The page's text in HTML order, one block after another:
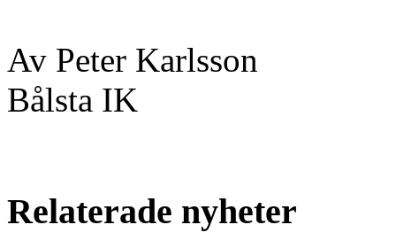
Av Peter Karlsson
Bålsta IK
Relaterade nyheter